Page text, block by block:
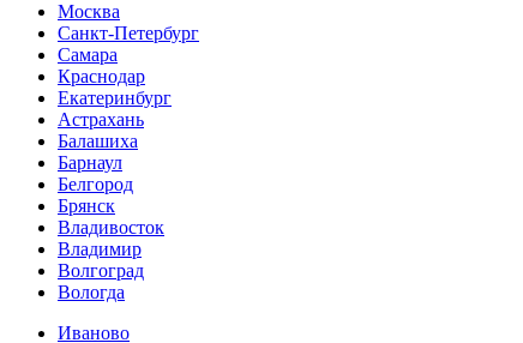
Москва
Санкт-Петербург
Самара
Краснодар
Екатеринбург
Астрахань
Балашиха
Барнаул
Белгород
Брянск
Владивосток
Владимир
Волгоград
Вологда
Иваново